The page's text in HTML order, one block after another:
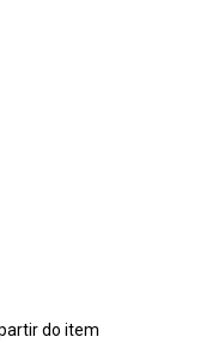
do item